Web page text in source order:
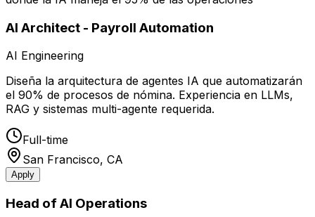
AI Architect - Payroll Automation
AI Engineering
Diseña la arquitectura de agentes IA que automatizarán
el 90% de procesos de nómina. Experiencia en LLMs,
RAG y sistemas multi-agente requerida.
Full-time
San Francisco, CA
Apply
Head of AI Operations